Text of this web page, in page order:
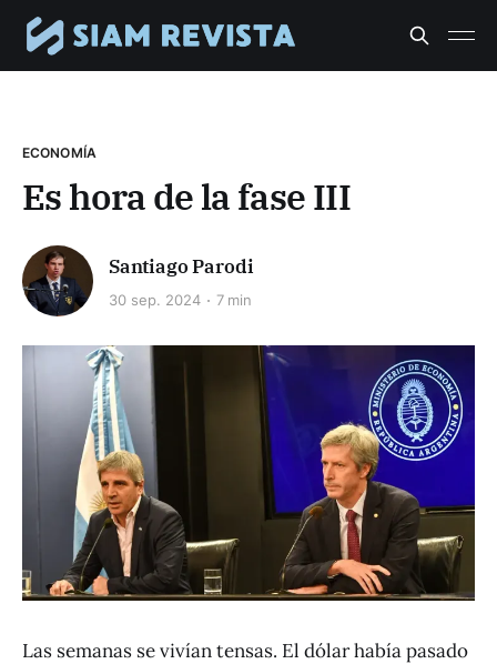
ECONOMÍA
Es hora de la fase III
Santiago Parodi
30 sep. 2024 7 min
Las semanas se vivían tensas. El dólar había pasado